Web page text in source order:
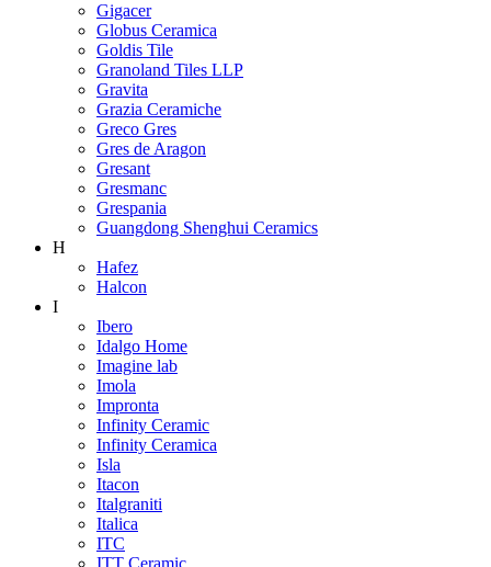
Gigacer
Globus Ceramica
Goldis Tile
Granoland Tiles LLP
Gravita
Grazia Ceramiche
Greco Gres
Gres de Aragon
Gresant
Gresmanc
Grespania
Guangdong Shenghui Ceramics
H
Hafez
Halcon
I
Ibero
Idalgo Home
Imagine lab
Imola
Impronta
Infinity Ceramic
Infinity Ceramica
Isla
Itacon
Italgraniti
Italica
ITC
ITT Ceramic